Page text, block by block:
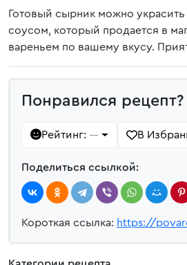
Готовый сырник можно
соусом, который продается в
вареньем по вашему вкусу.
Понравился рецепт?
Рейтинг: — В
Поделиться ссылкой:
Короткая ссылка: https://